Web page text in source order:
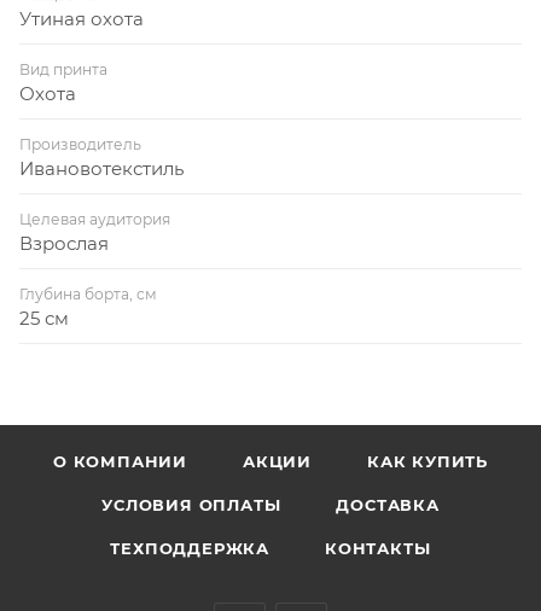
Утиная охота
Вид принта
Охота
Производитель
Ивановотекстиль
Целевая аудитория
Взрослая
Глубина борта, см
25 см
О КОМПАНИИ АКЦИИ КАК КУПИТЬ
УСЛОВИЯ ОПЛАТЫ ДОСТАВКА
ТЕХПОДДЕРЖКА КОНТАКТЫ